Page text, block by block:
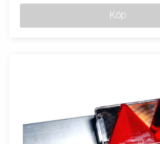
Köp